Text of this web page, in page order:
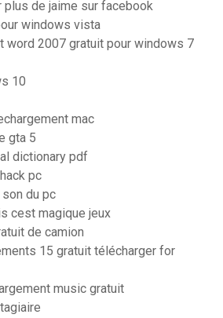
plus de jaime sur facebook
windows vista
word 2007 gratuit pour windows 7
10
mac
gta 5
dictionary pdf
pc
du pc
cest magique jeux
de camion
15 gratuit télécharger for
music gratuit